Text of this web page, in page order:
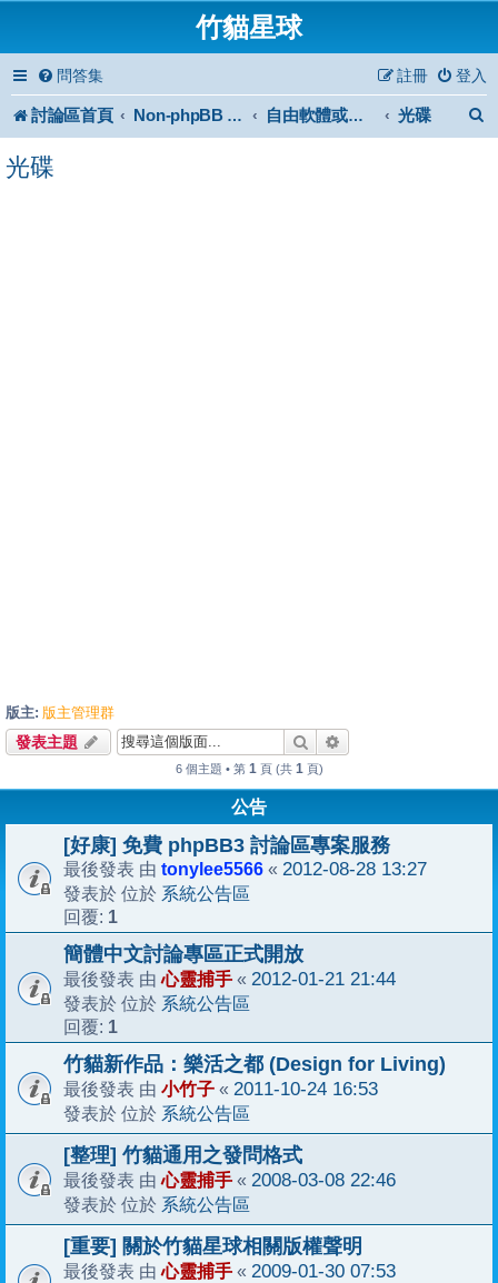
竹貓星球
問答集 登入
註冊
討論區首頁 Non-phpBB specific 自由軟體或免費軟體 光碟
光碟
版主: 版主管理群
發表主題 搜尋
6 個主題 • 第 1 頁 (共 1 頁)
公告
[好康] 免費 phpBB3 討論區專案服務
最後發表 由 tonylee5566 « 2012-08-28 13:27
發表於 位於 系統公告區
回覆: 1
簡體中文討論專區正式開放
最後發表 由心靈捕手 « 2012-01-21 21:44
發表於 位於 系統公告區
回覆: 1
竹貓新作品：樂活之都 (Design for Living)
最後發表 由 小竹子 « 2011-10-24 16:53
發表於 位於 系統公告區
[整理] 竹貓通用之發問格式
最後發表 由心靈捕手 « 2008-03-08 22:46
發表於 位於 系統公告區
[重要] 關於竹貓星球相關版權聲明
最後發表 由心靈捕手 « 2009-01-30 07:53